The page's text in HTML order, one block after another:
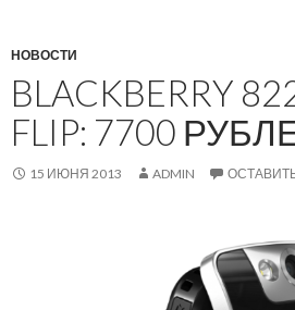
НОВОСТИ
BLACKBERRY
FLIP: 7700
15 ИЮНЯ 2013 ADMIN